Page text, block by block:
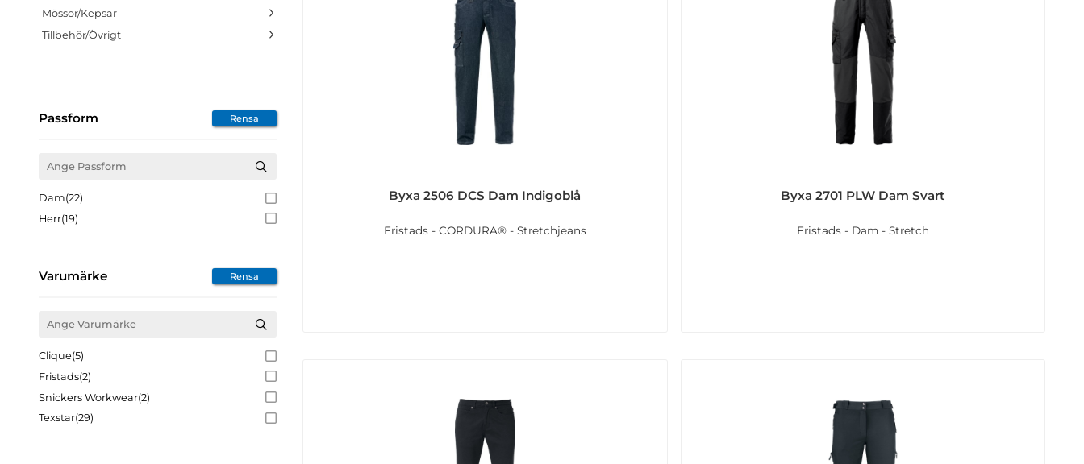
Mössor/Kepsar
Tillbehör/Övrigt
Passform Rensa
Dam(22)
Herr(19)
Varumärke Rensa
Clique(5)
Fristads(2)
Snickers Workwear(2)
Texstar(29)
Byxa 2506 DCS Dam Indigoblå
Fristads - CORDURA® - Stretchjeans
Byxa 2701 PLW Dam Svart
Fristads - Dam - Stretch